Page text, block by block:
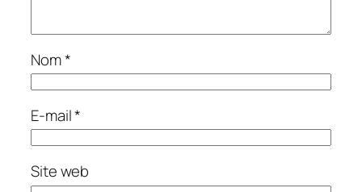
Nom*
E-mail*
Site web